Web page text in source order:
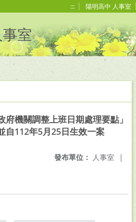
::: 陽明高中 人事室
室
府機關調整上班日期處理要點」
自112年5月25日生效一案
發布單位： 人事室 |